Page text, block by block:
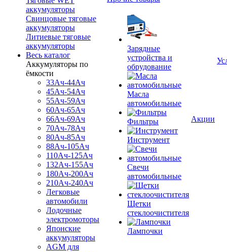
аккумуляторы
Свинцовые тяговые
аккумуляторы
Литиевые тяговые
аккумуляторы
Весь каталог
Аккумуляторы по
ёмкости
33Ач-44Ач
45Ач-54Ач
55Ач-59Ач
60Ач-65Ач
66Ач-69Ач
70Ач-78Ач
80Ач-85Ач
88Ач-105Ач
110Ач-125Ач
132Ач-155Ач
180Ач-200Ач
210Ач-240Ач
Легковые
автомобили
Лодочные
электромоторы
Японские
аккумуляторы
AGM для
Зарядные
устройства и
обрудование
Масла
автомобильные
Фильтры
Инструмент
Свечи
автомобильные
Щетки
стеклоочистителя
Лампочки
Акции